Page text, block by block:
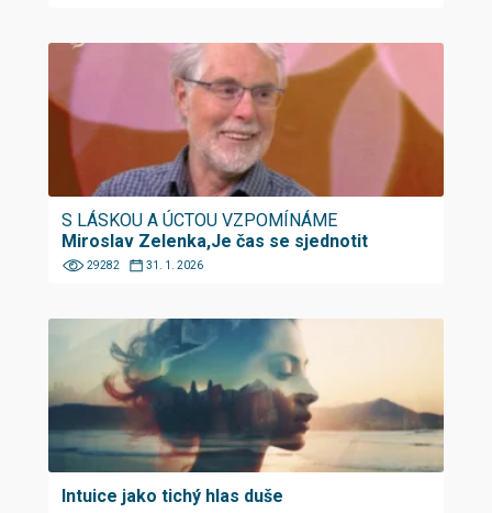
S LÁSKOU A ÚCTOU VZPOMÍNÁME
Miroslav Zelenka,Je čas se sjednotit
29282 31. 1. 2026
Intuice jako tichý hlas duše